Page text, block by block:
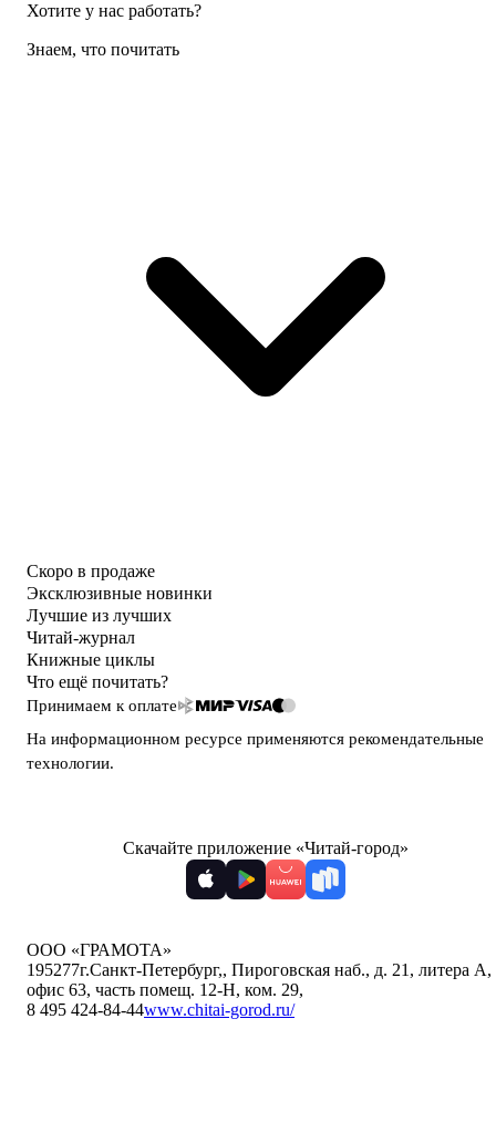
Хотите у нас работать?
Знаем, что почитать
Скоро в продаже
Эксклюзивные новинки
Лучшие из лучших
Читай-журнал
Книжные циклы
Что ещё почитать?
Принимаем к оплате
На информационном ресурсе применяются рекомендательные
технологии.
Скачайте приложение «Читай-город»
ООО «ГРАМОТА»
195277г.Санкт-Петербург,, Пироговская наб., д. 21, литера А,
офис 63, часть помещ. 12-Н, ком. 29,
8 495 424-84-44www.chitai-gorod.ru/